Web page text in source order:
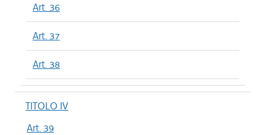
Art. 36
Art. 37
Art. 38
TITOLO IV
Art. 39